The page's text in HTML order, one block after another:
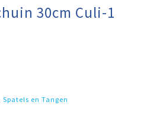
30cm Culi-1
,Spatels en Tangen